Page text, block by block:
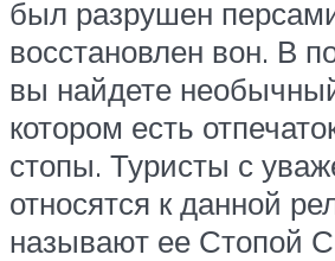
был разрушен
восстановлен вон. В
вы найдете
котором есть
стопы. Туристы с
относятся к данной
называют ее Стопой